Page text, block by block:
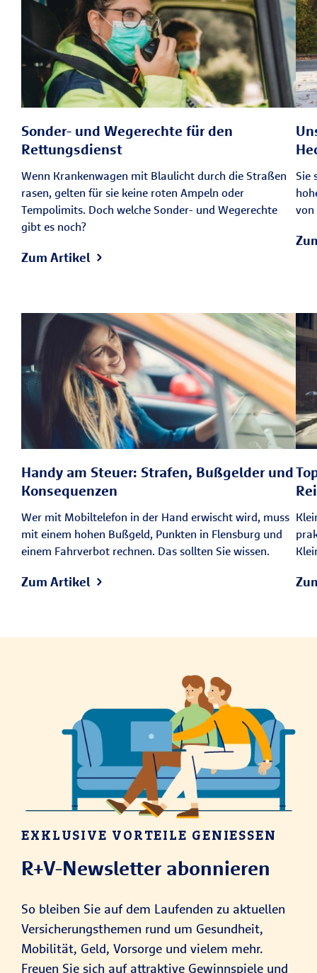
Sonder- und Wegerechte für den
Rettungsdienst
Wenn Krankenwagen mit Blaulicht durch die Straßen
rasen, gelten für sie keine roten Ampeln oder
Tempolimits. Doch welche Sonder- und Wegerechte
gibt es noch?
Zum Artikel
Sie
von
Handy am Steuer: Strafen, Bußgelder und
Konsequenzen
Wer mit Mobiltelefon in der Hand erwischt wird, muss
mit einem hohen Bußgeld, Punkten in Flensburg und
einem Fahrverbot rechnen. Das sollten Sie wissen.
Zum Artikel
EXKLUSIVE VORTEILE GENIESSEN
R+V-Newsletter abonnieren
So bleiben Sie auf dem Laufenden zu aktuellen
Versicherungsthemen rund um Gesundheit,
Mobilität, Geld, Vorsorge und vielem mehr.
Freuen Sie sich auf attraktive Gewinnspiele und